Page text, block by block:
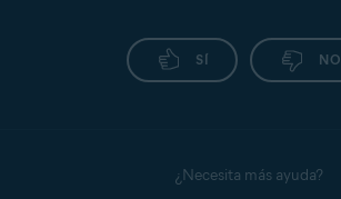
SÍ NO
¿Necesita más ayuda?